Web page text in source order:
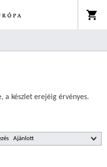
a készlet erejéig érvényes.